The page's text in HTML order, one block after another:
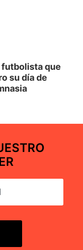
futbolista que
su día de